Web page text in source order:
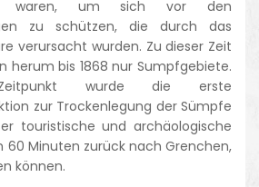
waren, um sich vor den
zu schützen, die durch das
verursacht wurden. Zu dieser Zeit
herum bis 1868 nur Sumpfgebiete.
wurde die erste
zur Trockenlegung der Sümpfe
touristische und archäologische
60 Minuten zurück nach Grenchen,
können.